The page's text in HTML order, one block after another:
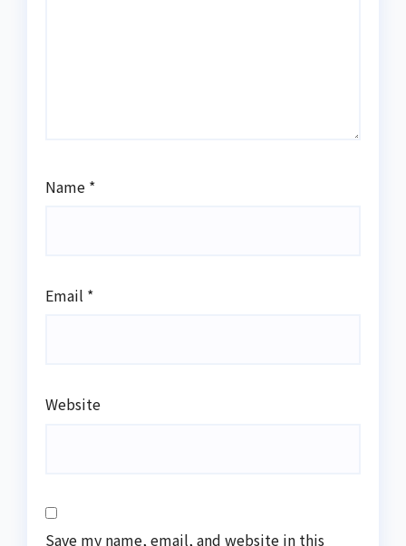
Name *
Email *
Website
Save my name, email, and website in this